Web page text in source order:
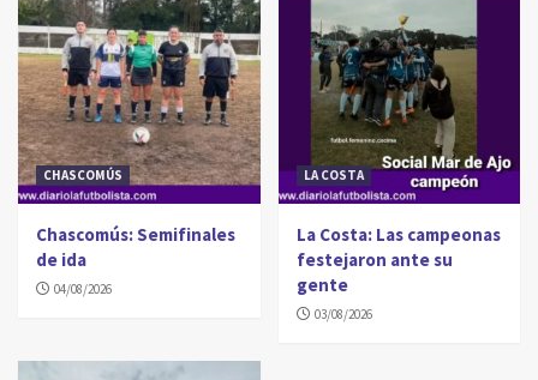
CHASCOMÚS
Chascomús: Semifinales
de ida
04/08/2026
LA COSTA
La Costa: Las campeonas
festejaron ante su
gente
03/08/2026